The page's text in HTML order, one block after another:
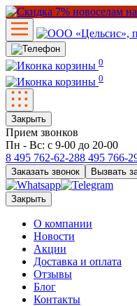
0
0
Закрыть
Прием звонков
Пн - Вс: с 9-00 до 20-00
8 495 762-62-288 495 766-
Заказать звонок Вызвать
Закрыть
О компании
Новости
Акции
Доставка и оплата
Отзывы
Блог
Контакты